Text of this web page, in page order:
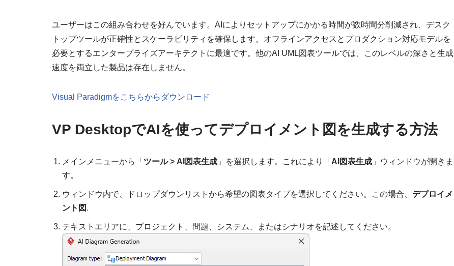
ユーザーはこの組み合わせを好んでいます。AIによりセットアップにかかる時間が数時間分削減され、デスク
トップツールが正確性とスケーラビリティを確保します。オフラインアクセスとプロダクション対応モデルを
必要とするエンタープライズアーキテクトに最適です。他のAI UML図表ツールでは、このレベルの深さと生成
速度を両立した製品は存在しません。
Visual Paradigmをこちらからダウンロード
VP DesktopでAIを使ってデプロイメント図を生成する方法
メインメニューから「 ツール > AI図表生成 」を選択します。これにより「 AI図表生成 」ウィンドウが開きま
す。
ウィンドウ内で、ドロップダウンリストから希望の図表タイプを選択してください。この場合、 デプロイメ
ント図 .
テキストエリアに、プロジェクト、問題、システム、またはシナリオを記述してください。